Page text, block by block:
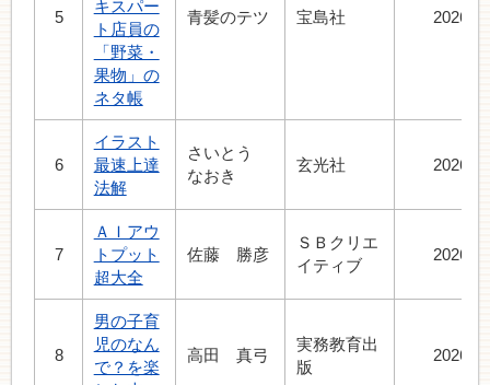
5
キスパー
ト店員の
「野菜・
果物」の
ネタ帳
青髪のテツ 宝島社 2026.5
6
イラスト
最速上達
法解
さいとう
なおき
玄光社 2026.6
7
ＡＩアウ
トプット
超大全
佐藤 勝彦
ＳＢクリエ
イティブ
2026.4
8
男の子育
児のなん
で？を楽
高田 真弓
実務教育出
版
2026.5